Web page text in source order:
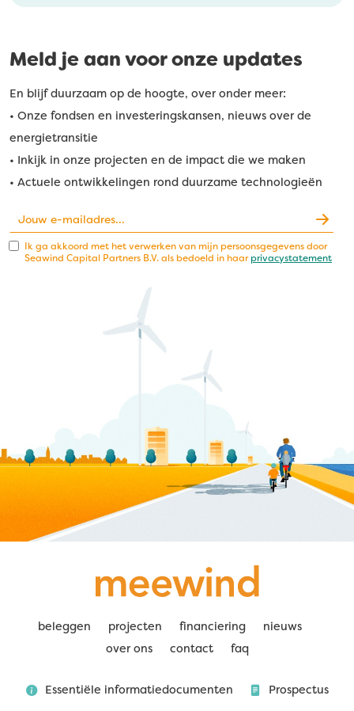
Meld je aan voor onze updates
En blijf duurzaam op de hoogte, over onder meer:
• Onze fondsen en investeringskansen, nieuws over de
energietransitie
• Inkijk in onze projecten en de impact die we maken
• Actuele ontwikkelingen rond duurzame technologieën
Ik ga akkoord met het verwerken van mijn persoonsgegevens door
Seawind Capital Partners B.V. als bedoeld in haarprivacystatement
beleggen projecten financiering
nieuws
over ons
contact faq
Essentiële informatiedocumenten Prospectus